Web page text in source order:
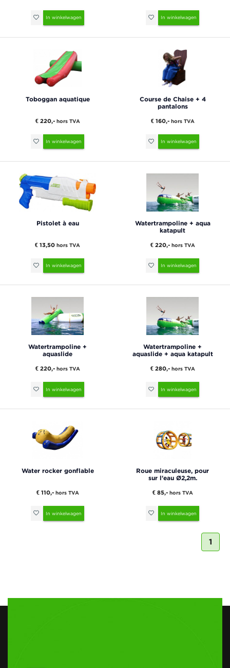
In winkelwagen In winkelwagen
Toboggan aquatique
€ 220,- hors TVA
In winkelwagen
Course de Chaise + 4
pantalons
€ 160,- hors TVA
In winkelwagen
Pistolet à eau
€ 13,50 hors TVA
In winkelwagen
Watertrampoline + aqua
katapult
€ 220,- hors TVA
In winkelwagen
Watertrampoline +
aquaslide
€ 220,- hors TVA
In winkelwagen
Watertrampoline +
aquaslide + aqua katapult
€ 280,- hors TVA
In winkelwagen
Water rocker gonflable
€ 110,- hors TVA
In winkelwagen
Roue miraculeuse, pour
sur l'eau Ø2,2m.
€ 85,- hors TVA
In winkelwagen
1